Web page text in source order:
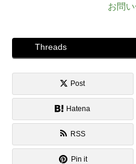
お問
Threads
Post
Hatena
RSS
Pin it